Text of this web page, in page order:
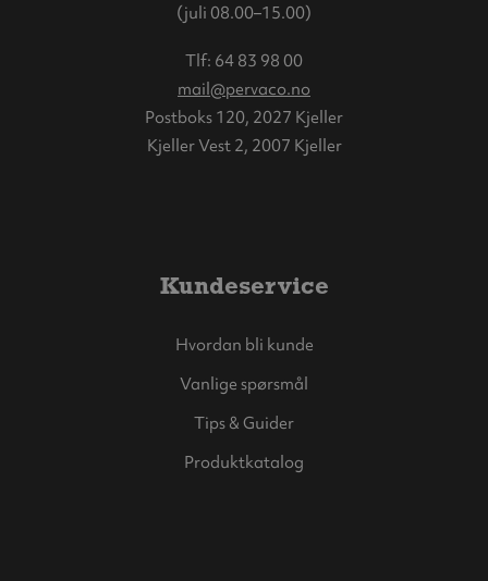
(juli 08.00–15.00)
Tlf: 64 83 98 00
mail@pervaco.no
Postboks 120, 2027 Kjeller
Kjeller Vest 2, 2007 Kjeller
Kundeservice
Hvordan bli kunde
Vanlige spørsmål
Tips & Guider
Produktkatalog